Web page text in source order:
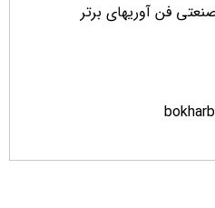
فن آوریهای برتر